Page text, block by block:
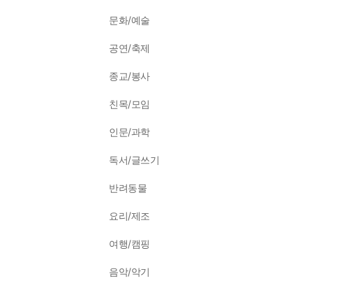
문화/예술
공연/축제
종교/봉사
친목/모임
인문/과학
독서/글쓰기
반려동물
요리/제조
여행/캠핑
음악/악기